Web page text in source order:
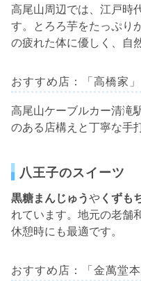
高尾山周辺では、江戸時
す。とろろ芋をたっぷり
の疲れた体に優しく、自
おすすめ店：「高橋家」
高尾山ケーブルカー清滝
のある店構えと丁寧な手
八王子のスイーツ
黒糖まんじゅうやくずも
れています。地元の老舗
休憩時にも最適です。
おすすめ店：「金萬堂本